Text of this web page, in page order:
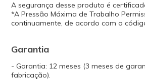
A segurança desse produto é
*A Pressão Máxima de Trabalho
continuamente, de acordo com o
Garantia
- Garantia: 12 meses (3 meses de
fabricação).